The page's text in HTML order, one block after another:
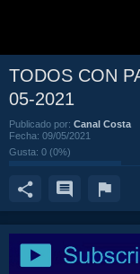
TODOS CON
05-2021
Publicado por: Canal Costa
Fecha: 09/05/2021
Gusta: 0 (0%)